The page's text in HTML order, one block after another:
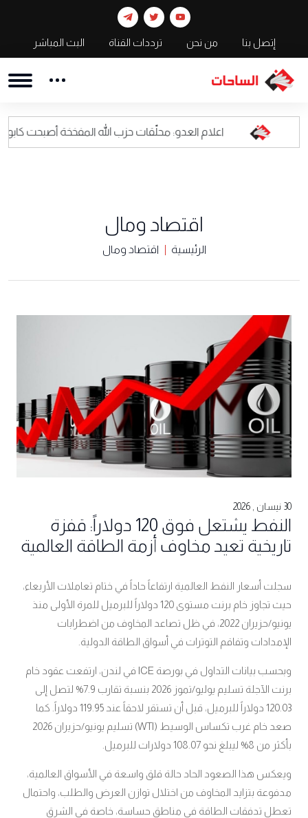
إتصل بنا من نحن ترددات القناة البث المباشر
اعلام العدو: محلّقات حزب الله المفخخة أصبحت كابوسا للقيادة
اقتصاد ومال
الرئيسية اقتصاد ومال
30 نيسان , 2026
النفط يشتعل فوق 120 دولاراً: قفزة
تاريخية تعيد مخاوف أزمة الطاقة العالمية
سجلت أسعار النفط العالمية ارتفاعاً حاداً في ختام تعاملات الأربعاء،
حيث تجاوز خام برنت مستوى 120 دولاراً للبرميل للمرة الأولى منذ
يونيو/حزيران 2022، في ظل تصاعد المخاوف من اضطرابات
الإمدادات وتفاقم التوترات في أسواق الطاقة الدولية.
وبحسب بيانات التداول في بورصة ICE في لندن، ارتفعت عقود خام
برنت الآجلة تسليم يوليو/تموز 2026 بنسبة تقارب 7.9% لتصل إلى
120.03 دولاراً للبرميل، قبل أن تستقر لاحقاً عند 119.95 دولاراً. كما
صعد خام غرب تكساس الوسيط (WTI) تسليم يونيو/حزيران 2026
بأكثر من 8% ليبلغ نحو 108.07 دولارات للبرميل.
ويعكس هذا الصعود الحاد حالة قلق واسعة في الأسواق العالمية،
مدفوعة بتزايد المخاوف من اختلال توازن العرض والطلب، واحتمال
تعطل تدفقات الطاقة في مناطق حساسة، خاصة في الشرق